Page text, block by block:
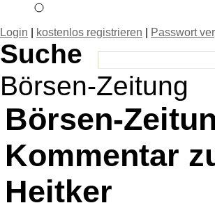
Login kostenlos registrieren Passwort
Suche
Börsen-Zeitung
Börsen-
Kommentar
Heitker